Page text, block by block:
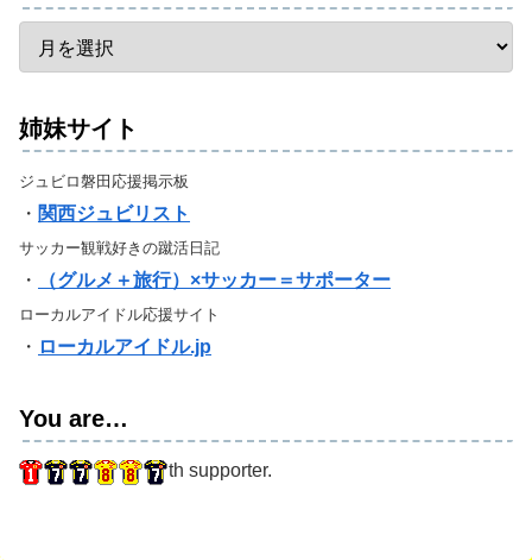
姉妹サイト
ジュビロ磐田応援掲示板
・ 関西ジュビリスト
サッカー観戦好きの蹴活日記
・ （グルメ＋旅行）×サッカー＝サポーター
ローカルアイドル応援サイト
・ ローカルアイドル.jp
You are…
th supporter.